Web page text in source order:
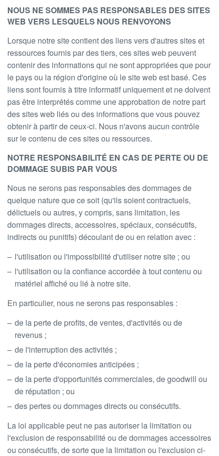
NOUS NE SOMMES PAS RESPONSABLES DES SITES
WEB VERS LESQUELS NOUS RENVOYONS
Lorsque notre site contient des liens vers d'autres sites et
ressources fournis par des tiers, ces sites web peuvent
contenir des informations qui ne sont appropriées que pour
le pays ou la région d'origine où le site web est basé. Ces
liens sont fournis à titre informatif uniquement et ne doivent
pas être interprétés comme une approbation de notre part
des sites web liés ou des informations que vous pouvez
obtenir à partir de ceux-ci. Nous n'avons aucun contrôle
sur le contenu de ces sites ou ressources.
NOTRE RESPONSABILITÉ EN CAS DE PERTE OU DE
DOMMAGE SUBIS PAR VOUS
Nous ne serons pas responsables des dommages de
quelque nature que ce soit (qu'ils soient contractuels,
délictuels ou autres, y compris, sans limitation, les
dommages directs, accessoires, spéciaux, consécutifs,
indirects ou punitifs) découlant de ou en relation avec :
l'utilisation ou l'impossibilité d'utiliser notre site ; ou
l'utilisation ou la confiance accordée à tout contenu ou
matériel affiché ou lié à notre site.
En particulier, nous ne serons pas responsables :
de la perte de profits, de ventes, d'activités ou de
revenus ;
de l'interruption des activités ;
de la perte d'économies anticipées ;
de la perte d'opportunités commerciales, de goodwill ou
de réputation ; ou
des pertes ou dommages directs ou consécutifs.
La loi applicable peut ne pas autoriser la limitation ou
l'exclusion de responsabilité ou de dommages accessoires
ou consécutifs, de sorte que la limitation ou l'exclusion ci-